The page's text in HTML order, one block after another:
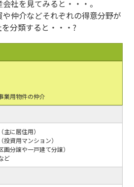
社を見てみると・・・。
仲介などそれぞれの得意分野が
分類すると・・・?
業用物件の仲介
に居住用）
資用マンション）
分譲や一戸建て分譲）
ど